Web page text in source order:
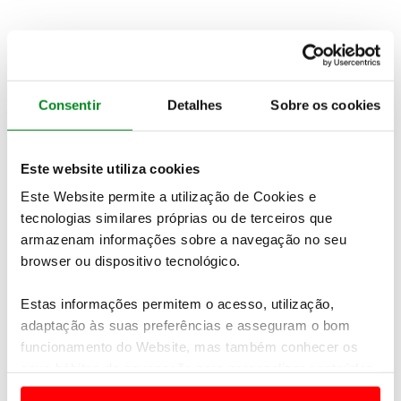
Consentir Detalhes Sobre os cookies
Este website utiliza cookies
Este Website permite a utilização de Cookies e
tecnologias similares próprias ou de terceiros que
armazenam informações sobre a navegação no seu
browser ou dispositivo tecnológico.
Estas informações permitem o acesso, utilização,
adaptação às suas preferências e asseguram o bom
funcionamento do Website, mas também conhecer os
e anúncios de modo a promover produtos e/ou serviços.
Quer saber mais detalhes sobre este cruzeiro?
PEDIDO DE INFORMAÇÕES
Temos mais viagens e experiências à sua espera.
nos